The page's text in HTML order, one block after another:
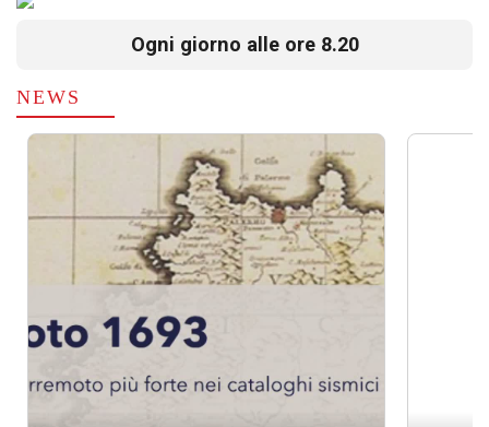
Ogni giorno alle ore 8.20
NEWS